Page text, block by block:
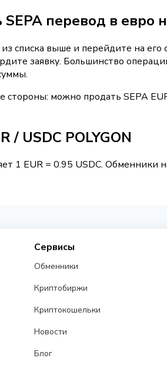
перевод в евро
списка выше и перейдите на его
заявку. Большинство
стороны: можно продать SEPA
/ USDC POLYGON
1 EUR = 0.95 USDC. Обменники
Сервисы
Обменники
Криптобиржи
Криптокошельки
Новости
Блог